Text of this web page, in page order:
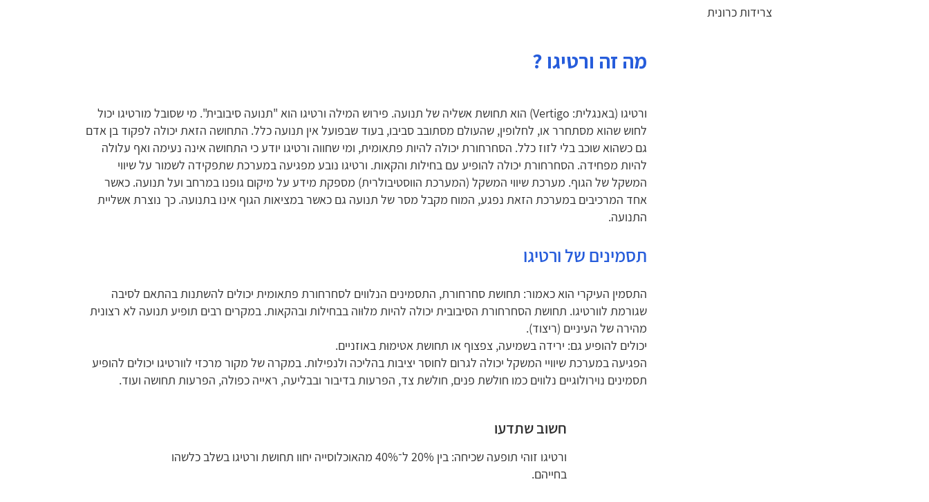
מה זה ורטיגו ?
ורטיגו (באנגלית: Vertigo) הוא תחושת אשליה של תנועה. פירוש המילה ורטיגו הוא "תנועה סיבובית". מי שסובל מורטיגו יכול
לחוש שהוא מסתחרר או, לחלופין, שהעולם מסתובב סביבו, בעוד שבפועל אין תנועה כלל. התחושה הזאת יכולה לפקוד בן אדם
גם כשהוא שוכב בלי לזוז כלל. הסחרחורת יכולה להיות פתאומית, ומי שחווה ורטיגו יודע כי התחושה אינה נעימה ואף עלולה
להיות מפחידה. הסחרחורת יכולה להופיע עם בחילות והקאות. ורטיגו נובע מפגיעה במערכת שתפקידה לשמור על שיווי
המשקל של הגוף. מערכת שיווי המשקל (המערכת הווסטיבולרית) מספקת מידע על מיקום גופנו במרחב ועל תנועה. כאשר
אחד המרכיבים במערכת הזאת נפגע, המוח מקבל מסר של תנועה גם כאשר במציאות הגוף אינו בתנועה. כך נוצרת אשליית
התנועה.
תסמינים של ורטיגו
התסמין העיקרי הוא כאמור: תחושת סחרחורת, התסמינים הנלווים לסחרחורת פתאומית יכולים להשתנות בהתאם לסיבה
שגורמת לוורטיגו. תחושת הסחרחורת הסיבובית יכולה להיות מלוּוה בבחילות ובהקאות. במקרים רבים תופיע תנועה לא רצונית
מהירה של העיניים (ריצוד).
יכולים להופיע גם: ירידה בשמיעה, צפצוף או תחושת אטימוּת באוזניים.
הפגיעה במערכת שיוויי המשקל יכולה לגרום לחוסר יציבות בהליכה ולנפילות. במקרה של מקור מרכזי לוורטיגו יכולים להופיע
תסמינים נוירולוגיים נלווים כמו חולשת פנים, חולשת צד, הפרעות בדיבור ובבליעה, ראייה כפולה, הפרעות תחושה ועוד.
חשוב שתדעו
ורטיגו זוהי תופעה שכיחה: בין 20% ל־40% מהאוכלוסייה יחוו תחושת ורטיגו בשלב כלשהו
בחייהם.
צרידות כרונית